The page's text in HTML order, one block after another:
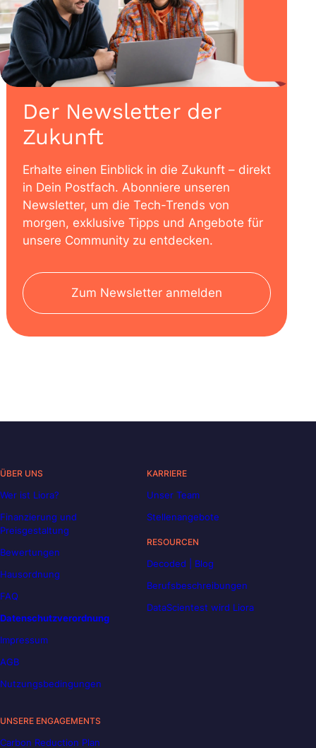
Der Newsletter der
Zukunft
Erhalte einen Einblick in die Zukunft – direkt
in Dein Postfach. Abonniere unseren
Newsletter, um die Tech-Trends von
morgen, exklusive Tipps und Angebote für
unsere Community zu entdecken.
Zum Newsletter anmelden
ÜBER UNS
Wer ist Liora?
Finanzierung und
Preisgestaltung
Bewertungen
Hausordnung
FAQ
Datenschutzverordnung
Impressum
AGB
Nutzungsbedingungen
KARRIERE
Unser Team
Stellenangebote
RESOURCEN
Decoded | Blog
Berufsbeschreibungen
DataScientest wird Liora
UNSERE ENGAGEMENTS
Carbon Reduction Plan